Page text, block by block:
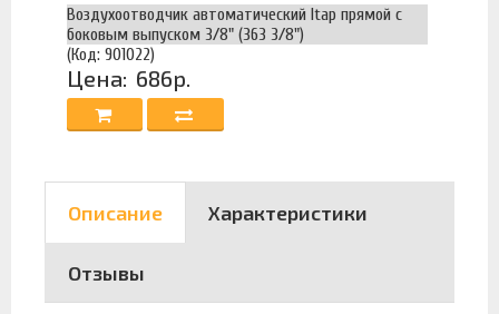
Воздухоотводчик автоматический Itap прямой с
боковым выпуском 3/8" (363 3/8")
(Код: 901022)
Цена: 686р.
Описание Характеристики
Отзывы